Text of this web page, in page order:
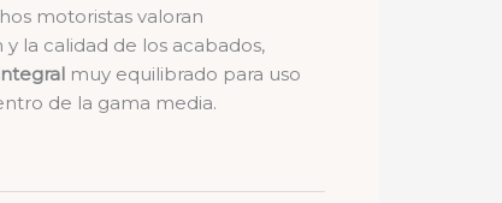
motoristas valoran
la calidad de los acabados,
muy equilibrado para uso
de la gama media.